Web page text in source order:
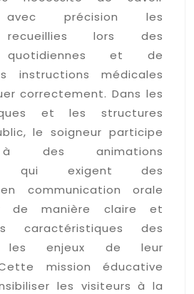
avec précision les
recueillies lors des
quotidiennes et de
instructions médicales
correctement. Dans les
et les structures
le soigneur participe
à des animations
qui exigent des
communication orale
de manière claire et
caractéristiques des
les enjeux de leur
mission éducative
les visiteurs à la